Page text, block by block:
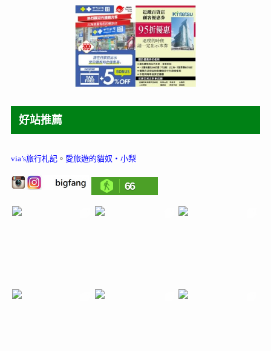
好站推薦
via’s旅行札記。 愛旅遊的貓奴‧小梨
66